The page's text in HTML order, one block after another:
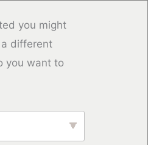
you might
different
you want to